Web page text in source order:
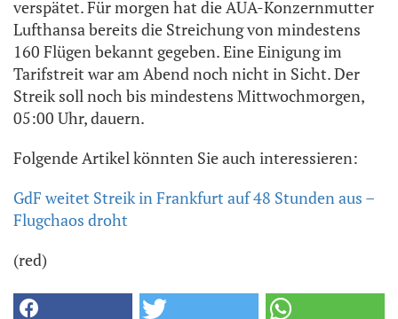
verspätet. Für morgen hat die AUA-Konzernmutter
Lufthansa bereits die Streichung von mindestens
160 Flügen bekannt gegeben. Eine Einigung im
Tarifstreit war am Abend noch nicht in Sicht. Der
Streik soll noch bis mindestens Mittwochmorgen,
05:00 Uhr, dauern.
Folgende Artikel könnten Sie auch interessieren:
GdF weitet Streik in Frankfurt auf 48 Stunden aus –
Flugchaos droht
(red)